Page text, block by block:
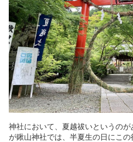
神社において、夏越祓いというの
が鍬山神社では、半夏生の日にこ